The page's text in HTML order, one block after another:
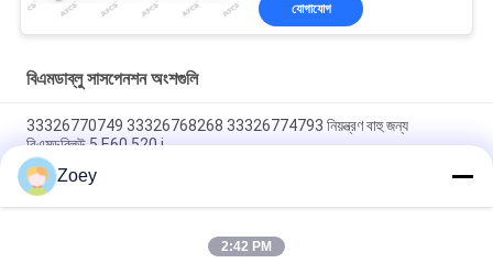
যোগাযোগ
বিএমডাব্লু সাসপেনশন অংশগুলি
33326770749 33326768268 33326774793 নিয়ন্ত্রণ বাহু জন্য
বিএমডব্লিউ 5 E60 520 i
11518635089 11518625097 ওয়াটার পাম্প বিএমডব্লিউ এক্স৫ / বিএমডব্লিউ
জেড৪ রোডস্টারের জন্য
31126775145 31124083313 সাসপেনশন বুশিং বিএমডব্লিউ 5 গ্রান টুরিজমো /
Zoey
2:42 PM